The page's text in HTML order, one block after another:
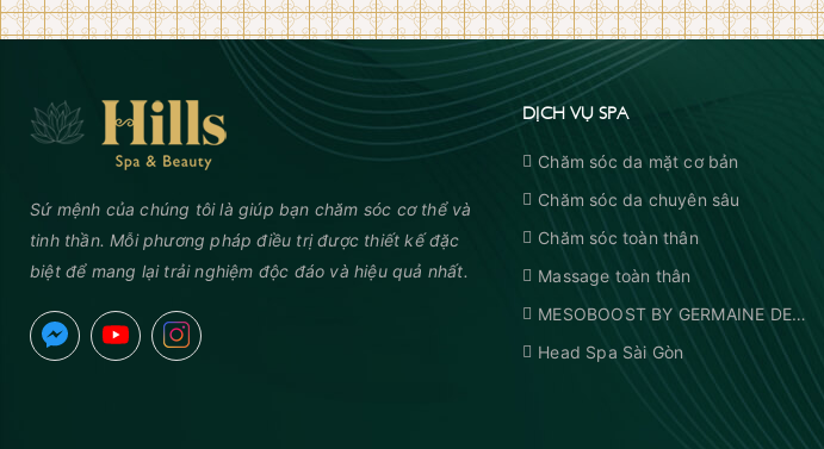
Sứ mệnh của chúng tôi là giúp bạn chăm sóc cơ thể và
tinh thần. Mỗi phương pháp điều trị được thiết kế đặc
biệt để mang lại trải nghiệm độc đáo và hiệu quả nhất.
DỊCH VỤ SPA
Chăm sóc da mặt cơ bản
Chăm sóc da chuyên sâu
Chăm sóc toàn thân
Massage toàn thân
MESOBOOST BY GERMAINE DE
Head Spa Sài Gòn